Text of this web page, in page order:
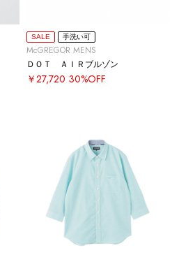
SALE 手洗い可
McGREGOR MENS
ＤＯＴ ＡＩＲブルゾン
￥27,720 30%OFF